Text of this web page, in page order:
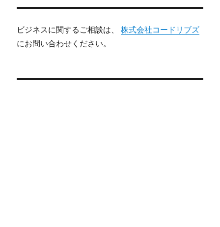
ビジネスに関するご相談は、株式会社コードリブズ
にお問い合わせください。